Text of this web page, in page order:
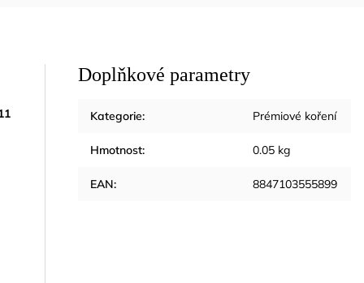
Doplňkové parametry
Kategorie: Prémiové koření
Hmotnost: 0.05 kg
EAN: 8847103555899